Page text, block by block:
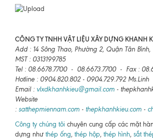
CÔNG TY TNHH VẬT LIỆU XÂY DỰNG KHANH
Add : 14 Sông Thao, Phường 2, Quận Tân Bình,
MST : 0313199785
Tel : 08.6678.7700 - 08.6673.7700 - Fax :
Hotline : 0904.820.802 - 0904.729.792 Ms.Linh
Email : vlxdkhanhkieu@gmail.com -
Website
: satthepmiennam.com - thepkhanhkieu.com -
Công ty chúng tôi chuyên cung cấp các mặt
dựng như thép ống, thép hộp, thép hình, sắt